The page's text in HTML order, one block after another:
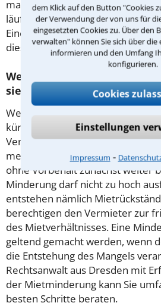
dem Klick auf den Button "Cookies
der Verwendung der von uns für
eingesetzten Cookies zu. Über den
verwalten" können Sie sich über die
informieren und den Umfang
konfigurieren.
Cookies
Einstellungen
Impressum ⁃
machen. Kümmert sich der
läuft die Frist ab, kann es mit
Eine Beratung durch einen
diesen Schritten keinen Fehler
Welche Fehler können
sie die Miete mindern?
Wer wegen eines Mangels der
kürzen will, muss diesen
Vermieter melden. Die Miete zu
mehr möglich, wenn man sie in
ohne Vorbehalt zunächst weiter
Minderung darf nicht zu hoch
entstehen nämlich
berechtigen den Vermieter zur
des Mietverhältnisses. Eine
geltend gemacht werden, wenn
die Entstehung des Mangels
Rechtsanwalt aus Dresden mit
der Mietminderung kann Sie
besten Schritte beraten.